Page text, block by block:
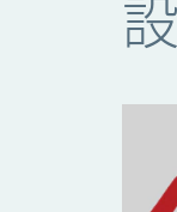
コンテンツ